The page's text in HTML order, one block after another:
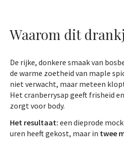
Waarom dit
De rijke, donkere smaak van
de warme zoetheid van maple
niet verwacht, maar meteen
Het cranberrysap geeft frisheid
zorgt voor body.
Het resultaat: een dieprode
uren heeft gekost, maar in twee